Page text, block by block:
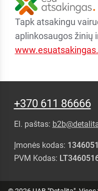
Tapk atsakingu
aplinkosaugos žinių
+370 611 86666
El. paštas:
Įmonės kodas:
PVM Kodas: